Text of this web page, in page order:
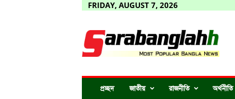
FRIDAY, AUGUST 7, 2026
r
a
প্রচ্ছদ জাতীয় রাজনীতি অর্থনীতি